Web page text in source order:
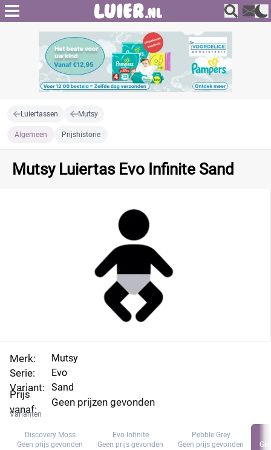
Luiertassen Mutsy
Algemeen Prijshistorie
Mutsy Luiertas Evo Infinite Sand
Merk:
Serie:
Variant:
Prijs
vanaf:
Mutsy
Evo
Sand
Geen prijzen gevonden
Varianten
Discovery Moss
Geen prijs gevonden
Evo Infinite
Geen prijs gevonden
Pebble Grey
Geen prijs gevonden